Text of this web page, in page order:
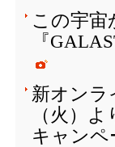
この宇宙
『
新オンラ
（火）
キャンペ